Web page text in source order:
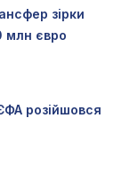
зірки
млн євро
розійшовся